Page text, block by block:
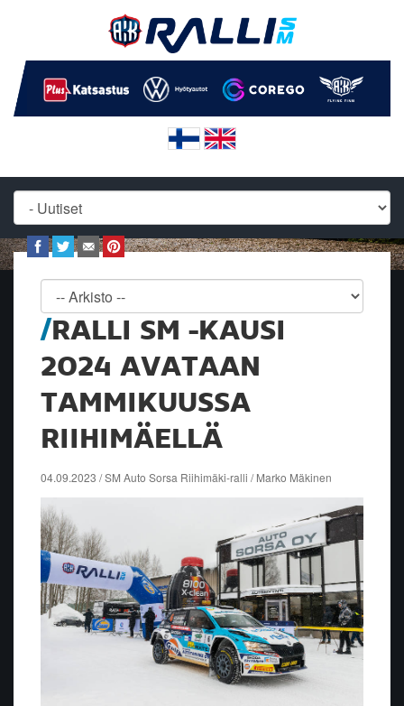
RALLI SM -KAUSI
2024 AVATAAN
TAMMIKUUSSA
RIIHIMÄELLÄ
04.09.2023 / SM Auto Sorsa Riihimäki-ralli / Marko Mäkinen